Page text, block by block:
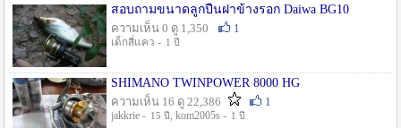
สอบถามขนาดลูกปืนฝาข้างรอก Daiwa BG10
ความเห็น 0 ดู 1,350
1
เด็กสี่แคว - 1 ปี
SHIMANO TWINPOWER 8000 HG
ความเห็น 16 ดู 22,386
1
jakkrie - 15 ปี , kom2005s - 1 ปี